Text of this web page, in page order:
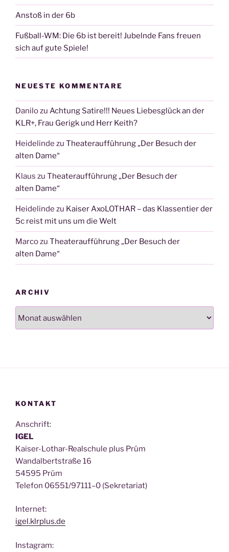
Anstoß in der 6b
Fußball-WM: Die 6b ist bereit! Jubelnde Fans freuen
sich auf gute Spiele!
NEUESTE KOMMENTARE
Danilozu Achtung Satire!!! Neues Liebesglück an der
KLR+, Frau Gerigk und Herr Keith?
Heidelinde zu Theateraufführung „Der Besuch der
alten Dame“
Klaus zu Theateraufführung „Der Besuch der
alten Dame“
Heidelinde zu Kaiser AxoLOTHAR – das Klassentier der
5c reist mit uns um die Welt
Marcozu Theateraufführung „Der Besuch der
alten Dame“
ARCHIV
KONTAKT
Anschrift:
IGEL
Kai­ser-Lothar-Real­schu­le plus Prüm
Wan­dal­bert­stra­ße 16
54595 Prüm
Tele­fon 06551/97111–0 (Sekre­ta­ri­at)
Inter­net:
igel.klrplus.de
Insta­gram: